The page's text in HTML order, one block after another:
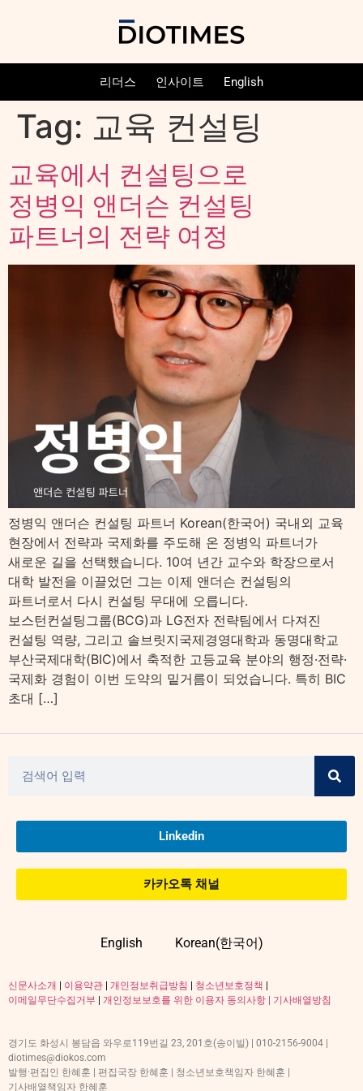
리더스 인사이트 English
Tag: 교육 컨설팅
교육에서 컨설팅으로
정병익 앤더슨 컨설팅
파트너의 전략 여정
정병익 앤더슨 컨설팅 파트너 Korean(한국어) 국내외 교육
현장에서 전략과 국제화를 주도해 온 정병익 파트너가
새로운 길을 선택했습니다. 10여 년간 교수와 학장으로서
대학 발전을 이끌었던 그는 이제 앤더슨 컨설팅의
파트너로서 다시 컨설팅 무대에 오릅니다.
보스턴컨설팅그룹(BCG)과 LG전자 전략팀에서 다져진
컨설팅 역량, 그리고 솔브릿지국제경영대학과 동명대학교
부산국제대학(BIC)에서 축적한 고등교육 분야의 행정·전략·
국제화 경험이 이번 도약의 밑거름이 되었습니다. 특히 BIC
초대 […]
Linkedin
카카오톡 채널
English Korean(한국어)
신문사소개 이용약관 개인정보취급방침 청소년보호정책
이메일무단수집거부
개인정보보호를 위한 이용자 동의사항 | 기사배열방침
경기도 화성시 봉담읍 와우로119번길 23, 201호(송이빌) | 010-2156-9004 |
diotimes@diokos.com
발행·편집인 한혜훈 | 편집국장 한혜훈 | 청소년보호책임자 한혜훈 |
기사배열책임자 한혜훈